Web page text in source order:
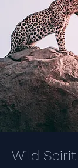
Wild Spirit